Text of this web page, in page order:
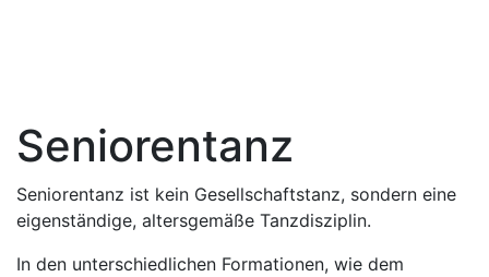
Seniorentanz
Seniorentanz ist kein Gesellschaftstanz, sondern eine
eigenständige, altersgemäße Tanzdisziplin.
In den unterschiedlichen Formationen, wie dem